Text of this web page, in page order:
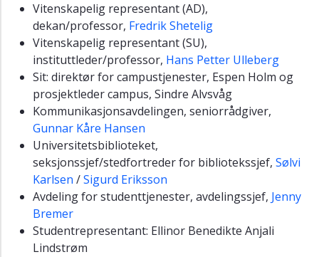
Vitenskapelig representant (AD),
dekan/professor, Fredrik Shetelig
Vitenskapelig representant (SU),
instituttleder/professor, Hans Petter Ulleberg
Sit: direktør for campustjenester, Espen Holm og
prosjektleder campus, Sindre Alvsvåg
Kommunikasjonsavdelingen, seniorrådgiver,
Gunnar Kåre Hansen
Universitetsbiblioteket,
seksjonssjef/stedfortreder for bibliotekssjef, Sølvi
Karlsen /Sigurd Eriksson
Avdeling for studenttjenester, avdelingssjef, Jenny
Bremer
Studentrepresentant: Ellinor Benedikte Anjali
Lindstrøm